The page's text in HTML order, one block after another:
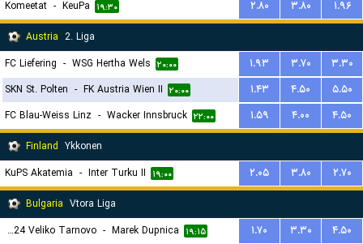
Komeetat - KeuPa ۱۹:۳۰ ۲.۸۰ ۳.۸۰
۱.۹۶
Austria 2. Liga
FC Liefering - WSG Hertha Wels ۲۰:۰۰ ۱.۹۳ ۳.۷۰
۳.۳۰
SKN St. Polten - FK Austria Wien II ۲۰:۰۰ ۱.۴۳ ۴.۵۰
۵.۵۰
FC Blau-Weiss Linz - Wacker Innsbruck ۲۲:۰۰ ۱.۵۹ ۴.۰۰
۴.۵۰
Finland Ykkonen
KuPS Akatemia - Inter Turku II ۱۹:۰۰ ۲.۰۵ ۳.۸۰
۲.۷۰
Bulgaria Vtora Liga
Etar 1924 Veliko Tarnovo
- Marek Dupnica ۱۹:۱۵ ۱.۷۰ ۳.۳۰
۴.۵۰